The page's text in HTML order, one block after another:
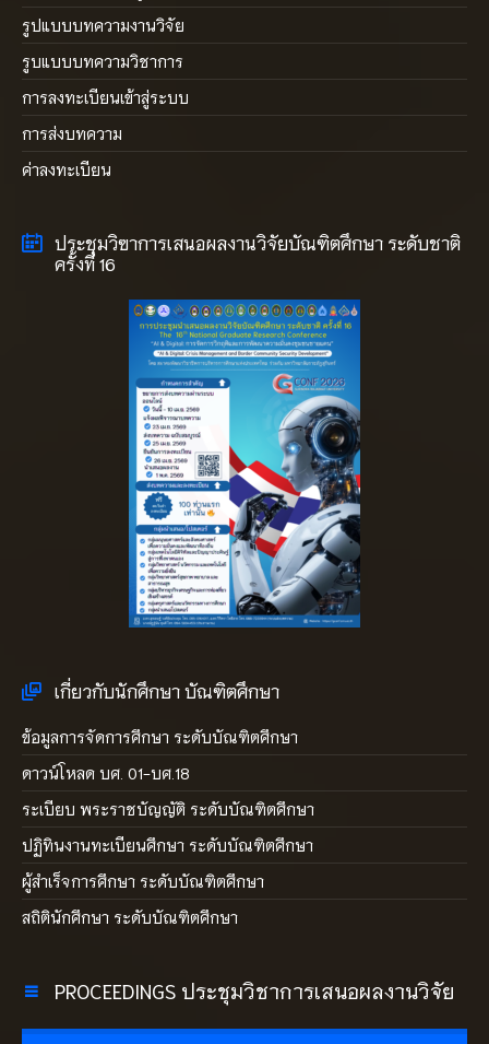
รูปแบบบทความงานวิจัย
รูบแบบบทความวิชาการ
การลงทะเบียนเข้าสู่ระบบ
การส่งบทความ
ค่าลงทะเบียน
ประชุมวิฃาการเสนอผลงานวิจัยบัณฑิตศึกษา ระดับชาติ
ครั้งที่ 16
เกี่ยวกับนักศึกษา บัณฑิตศึกษา
ข้อมูลการจัดการศึกษา ระดับบัณฑิตศึกษา
ดาวน์โหลด บศ. 01-บศ.18
ระเบียบ พระราชบัญญัติ ระดับบัณฑิตศึกษา
ปฏิทินงานทะเบียนศึกษา ระดับบัณฑิตศึกษา
ผู้สำเร็จการศึกษา ระดับบัณฑิตศึกษา
สถิตินักศึกษา ระดับบัณฑิตศึกษา
PROCEEDINGS ประชุมวิชาการเสนอผลงานวิจัย